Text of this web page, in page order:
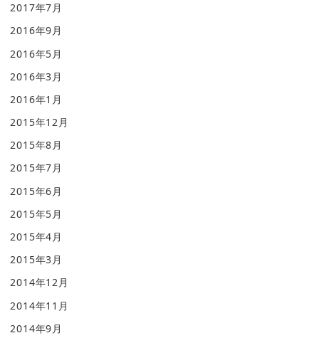
2017年7月
2016年9月
2016年5月
2016年3月
2016年1月
2015年12月
2015年8月
2015年7月
2015年6月
2015年5月
2015年4月
2015年3月
2014年12月
2014年11月
2014年9月